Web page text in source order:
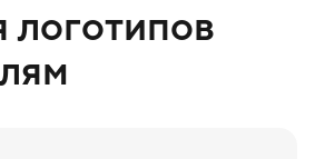
логотипов